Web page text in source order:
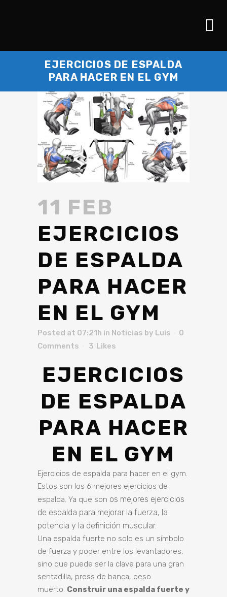
EJERCICIOS DE ESPALDA
PARA HACER EN EL GYM
11 FEB
EJERCICIOS
DE ESPALDA
PARA HACER
EN EL GYM
Posted at 07:21h in Noticias by Luis
0
Comments
3 Likes
EJERCICIOS
DE ESPALDA
PARA HACER
EN EL GYM
Ejercicios de espalda para hacer en el gym.
Estos son los 6 mejores ejercicios de
espalda. Ya que son os mejores ejercicios
de espalda para mejorar la fuerza, la
potencia y la definición muscular.
Una espalda fuerte no solo es un símbolo
de fuerza y ​​poder entre los levantadores,
sino que puede ser la clave para una gran
sentadilla, press de banca, peso
muerto. Construir una espalda fuerte y